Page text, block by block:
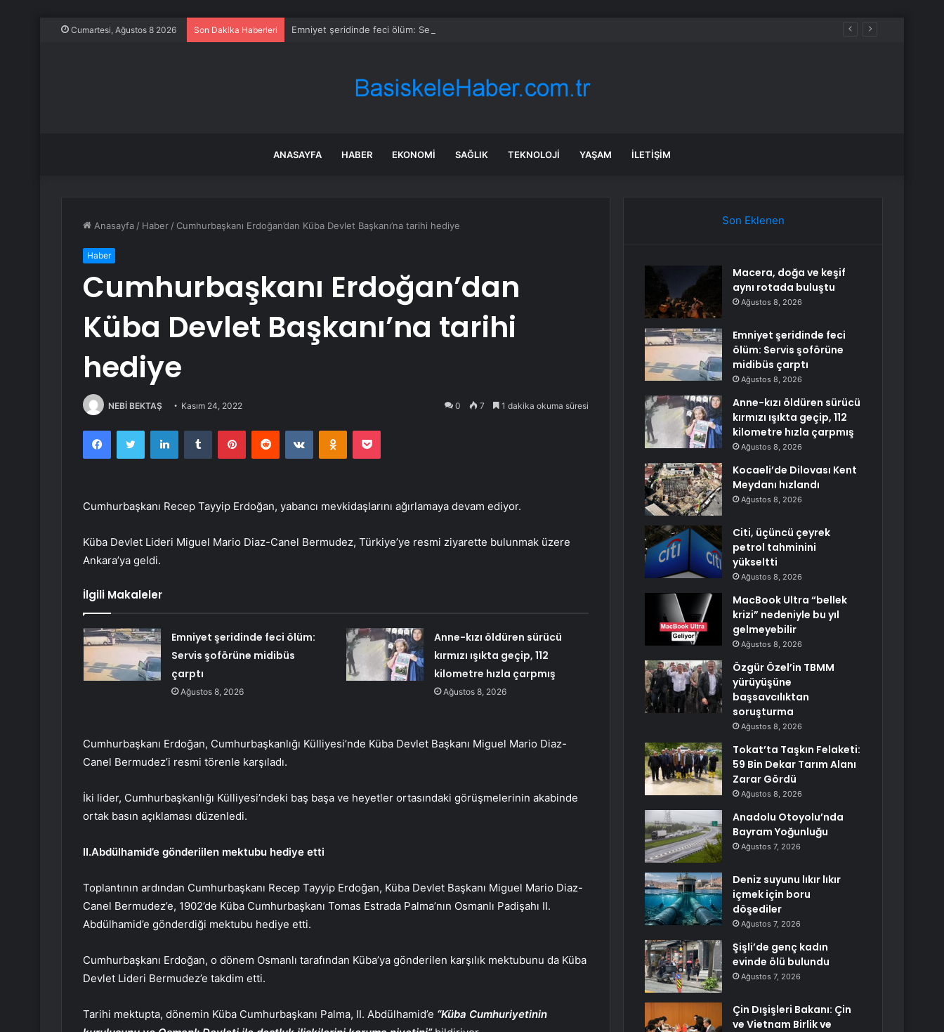
Cumartesi, Ağustos 8 2026 Son Dakika Haberleri Emniyet şeridinde feci ölüm: Servis şoförüne midibüs çarptı
ANASAYFA HABER EKONOMI SAĞLIK TEKNOLOJI YAŞAM İLETIŞIM
Anasayfa / Haber / Cumhurbaşkanı Erdoğan’dan Küba Devlet Başkanı’na tarihi hediye
Haber
Cumhurbaşkanı Erdoğan’dan
Küba Devlet Başkanı’na tarihi
hediye
NEBİ BEKTAŞ Kasım 24, 2022 0 7 1 dakika okuma süresi
FacebookTwitter LinkedInTumblr PinterestReddit VKontakteOdnoklassniki
Pocket
Cumhurbaşkanı Recep Tayyip Erdoğan, yabancı mevkidaşlarını ağırlamaya devam ediyor.
Küba Devlet Lideri Miguel Mario Diaz-Canel Bermudez, Türkiye’ye resmi ziyarette bulunmak üzere
Ankara’ya geldi.
İlgili Makaleler
Emniyet şeridinde feci ölüm:
Servis şoförüne midibüs
çarptı
Ağustos 8, 2026
Anne-kızı öldüren sürücü
kırmızı ışıkta geçip, 112
kilometre hızla çarpmış
Ağustos 8, 2026
Cumhurbaşkanı Erdoğan, Cumhurbaşkanlığı Külliyesi’nde Küba Devlet Başkanı Miguel Mario Diaz-
Canel Bermudez’i resmi törenle karşıladı.
İki lider, Cumhurbaşkanlığı Külliyesi’ndeki baş başa ve heyetler ortasındaki görüşmelerinin akabinde
ortak basın açıklaması düzenledi.
II.Abdülhamid’e gönderiilen mektubu hediye etti
Toplantının ardından Cumhurbaşkanı Recep Tayyip Erdoğan, Küba Devlet Başkanı Miguel Mario Diaz-
Canel Bermudez’e, 1902’de Küba Cumhurbaşkanı Tomas Estrada Palma’nın Osmanlı Padişahı II.
Abdülhamid’e gönderdiği mektubu hediye etti.
Cumhurbaşkanı Erdoğan, o dönem Osmanlı tarafından Küba’ya gönderilen karşılık mektubunu da Küba
Devlet Lideri Bermudez’e takdim etti.
Tarihi mektupta, dönemin Küba Cumhurbaşkanı Palma, II. Abdülhamid’e “Küba Cumhuriyetinin
Son Eklenen
Macera, doğa ve keşif
aynı rotada buluştu
Ağustos 8, 2026
Emniyet şeridinde feci
ölüm: Servis şoförüne
midibüs çarptı
Ağustos 8, 2026
Anne-kızı öldüren sürücü
kırmızı ışıkta geçip, 112
kilometre hızla çarpmış
Ağustos 8, 2026
Kocaeli’de Dilovası Kent
Meydanı hızlandı
Ağustos 8, 2026
Citi, üçüncü çeyrek
petrol tahminini
yükseltti
Ağustos 8, 2026
MacBook Ultra “bellek
krizi” nedeniyle bu yıl
gelmeyebilir
Ağustos 8, 2026
Özgür Özel’in TBMM
yürüyüşüne
başsavcılıktan
soruşturma
Ağustos 8, 2026
Tokat’ta Taşkın Felaketi:
59 Bin Dekar Tarım Alanı
Zarar Gördü
Ağustos 8, 2026
Anadolu Otoyolu’nda
Bayram Yoğunluğu
Ağustos 7, 2026
Deniz suyunu lıkır lıkır
içmek için boru
döşediler
Ağustos 7, 2026
Şişli’de genç kadın
evinde ölü bulundu
Ağustos 7, 2026
Çin Dışişleri Bakanı: Çin
ve Vietnam Birlik ve